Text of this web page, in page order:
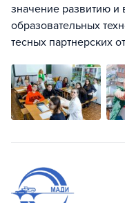
значение развитию
образовательных
тесных партнерских